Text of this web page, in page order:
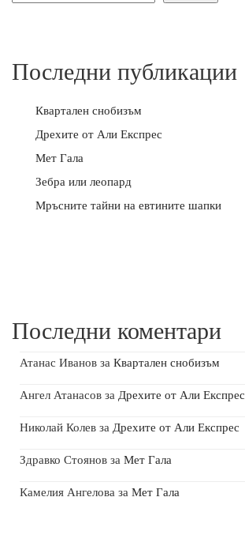
Последни публикации
Квартален снобизъм
Дрехите от Али Експрес
Мет Гала
Зебра или леопард
Мръсните тайни на евтините шапки
Последни коментари
Атанас Иванов за Квартален снобизъм
Ангел Атанасов за Дрехите от Али Експрес
Николай Колев за Дрехите от Али Експрес
Здравко Стоянов за Мет Гала
Камелия Ангелова за Мет Гала